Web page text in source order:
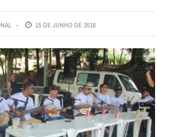
15 DE JUNHO DE 2016